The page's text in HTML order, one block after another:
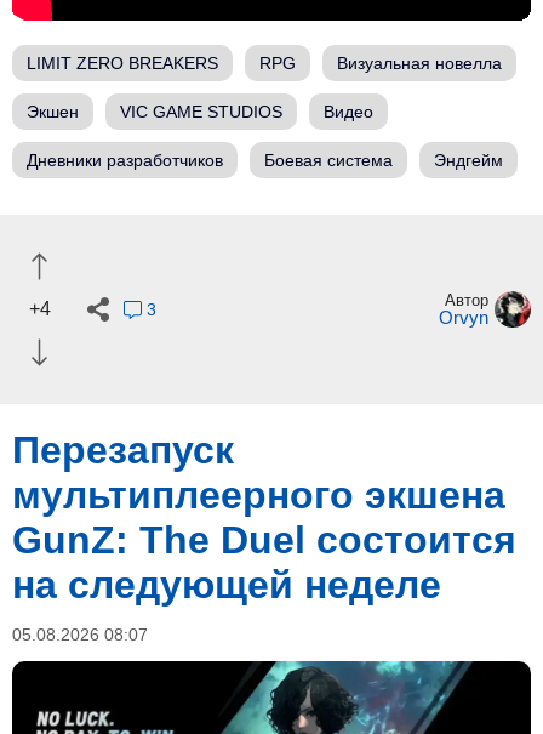
LIMIT ZERO BREAKERS RPG Визуальная новелла
Экшен VIC GAME STUDIOS Видео
Дневники разработчиков Боевая система Эндгейм
+4 3 Автор
Orvyn
Перезапуск
мультиплеерного экшена
GunZ: The Duel состоится
на следующей неделе
05.08.2026 08:07